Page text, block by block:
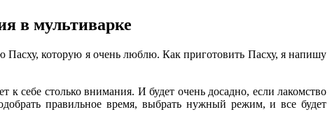
в мультиварке
Пасху, которую я очень люблю. Как приготовить Пасху, я напишу
к себе столько внимания. И будет очень досадно, если лакомство
правильное время, выбрать нужный режим, и все будет